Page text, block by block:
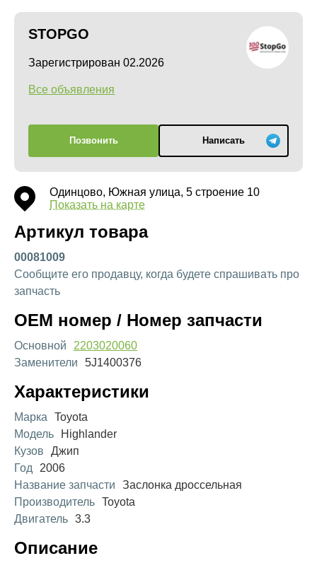
STOPGO
Зарегистрирован 02.2026
Все объявления
Позвонить Написать
Одинцово, Южная улица, 5 строение 10
Показать на карте
Артикул товара
00081009
Сообщите его продавцу, когда будете спрашивать про
запчасть
OEM номер / Номер запчасти
Основной
2203020060
Заменители
5J1400376
Характеристики
Марка
Toyota
Модель
Highlander
Кузов
Джип
Год
2006
Название запчасти
Заслонка дроссельная
Производитель Toyota
Двигатель 3.3
Описание